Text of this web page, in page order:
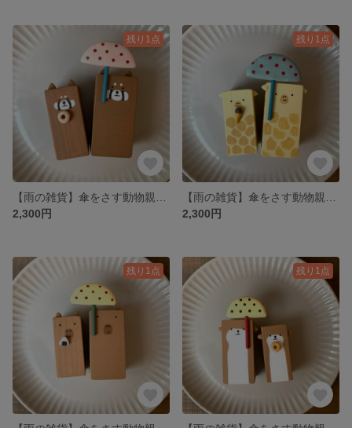
残り1点
2,300円
残り1点
2,300円
残り1点 残り1点